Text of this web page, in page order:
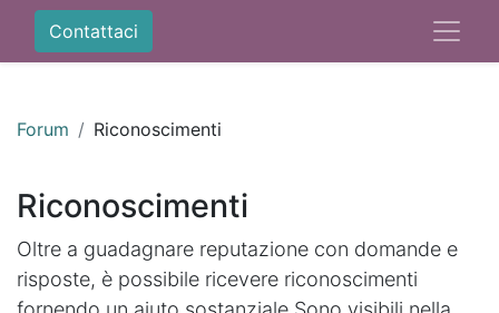
Contattaci
Forum Riconoscimenti
Riconoscimenti
Oltre a guadagnare reputazione con domande e
risposte, è possibile ricevere riconoscimenti